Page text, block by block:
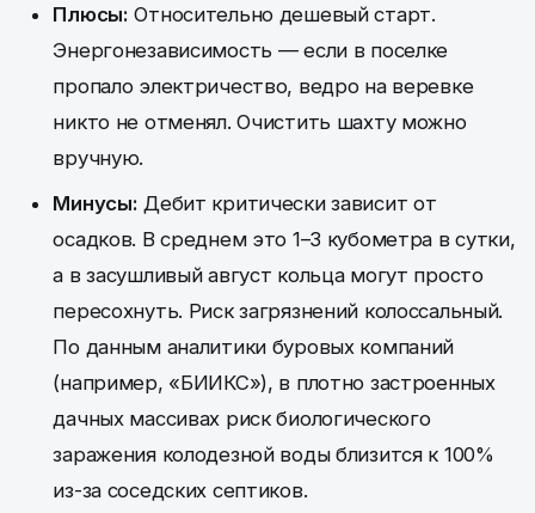
Плюсы: Относительно дешевый старт.
Энергонезависимость — если в поселке
пропало электричество, ведро на веревке
никто не отменял. Очистить шахту можно
вручную.
Минусы: Дебит критически зависит от
осадков. В среднем это 1–3 кубометра в сутки,
а в засушливый август кольца могут просто
пересохнуть. Риск загрязнений колоссальный.
По данным аналитики буровых компаний
(например, «БИИКС»), в плотно застроенных
дачных массивах риск биологического
заражения колодезной воды близится к 100%
из-за соседских септиков.